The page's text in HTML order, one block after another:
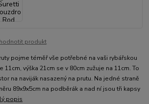
produkt
pojme téměř vše potřebné na vaši rybářskou
11cm, výška 21cm se v 80cm zužuje na 11cm. To
na naviják nasazený na prutu. Na jedné straně
89x9x5cm na podběrák a nad ní jsou tři kapsy
popis